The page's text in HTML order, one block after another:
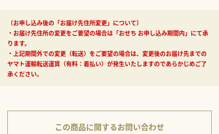
焼2枚、金柑甘露煮1個、にしん甘酢漬30g、ばい貝旨煮2個、白花豆
煮25g、花餅（紅）1個、味付数の子2枚、小松菜ときのこの煮浸し
25g、煮アワビ2個、ボイル昆布25g、舞鶴ようかん1個、飛行機型人
参2個、きぬさや2枚、椎茸煮〆2枚、れんこん旨煮2枚、一口焼湯葉
2切
加工地：最終加工地／国内（宮城県）
〔お申し込み後の「お届け先住所変更」について〕
・お届け先住所の変更をご要望の場合は「おせち お申し込み期間内」にて承
ります。
・上記期間外での変更（転送）をご要望の場合は、変更後のお届け先までの
ヤマト運輸転送運賃（有料：着払い）が発生いたしますのであらかじめご了
承ください。
この商品に関するお問い合わせ